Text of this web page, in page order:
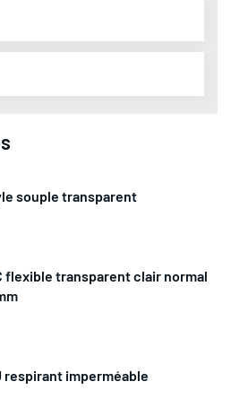
souple transparent
flexible transparent clair normal
respirant imperméable